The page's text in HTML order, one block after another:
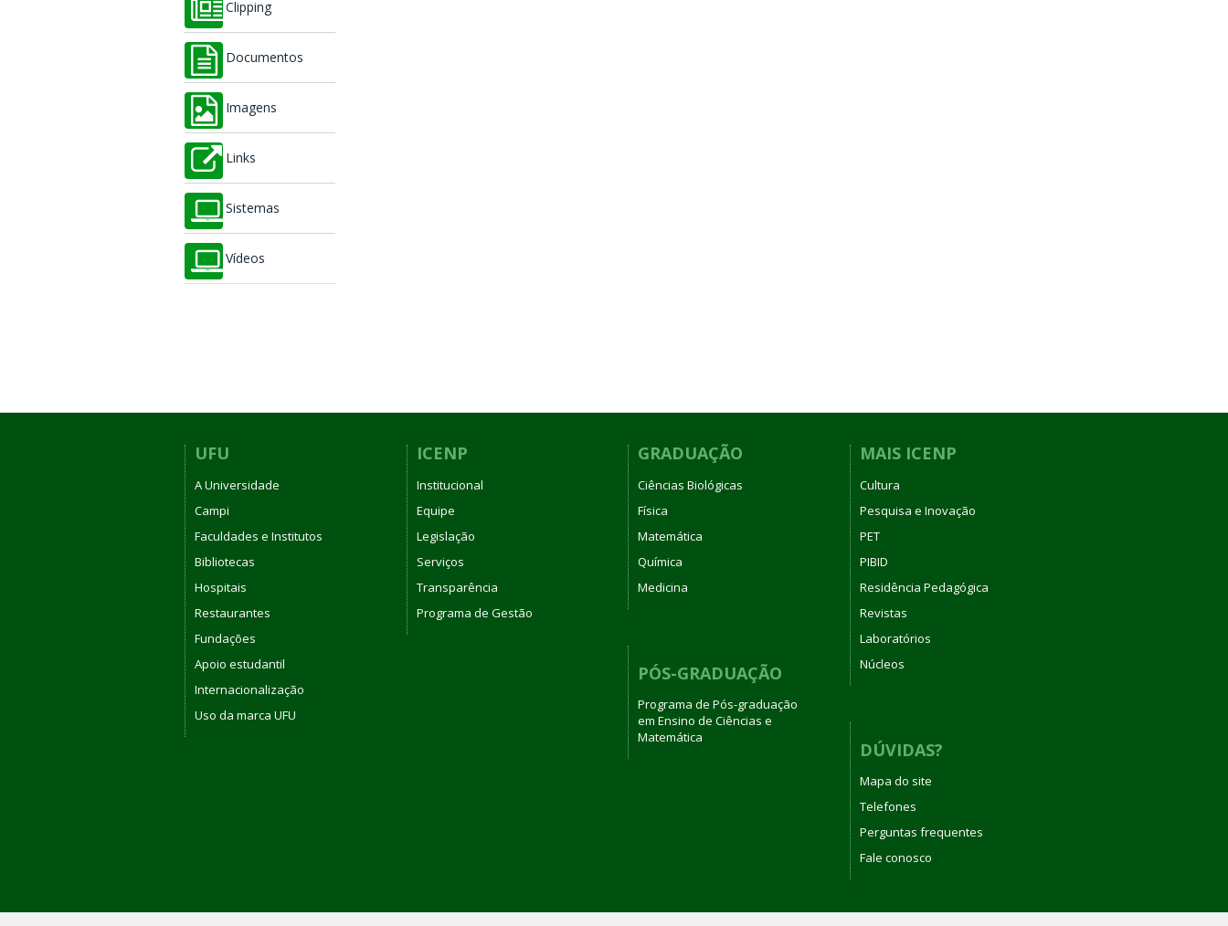
Clipping
Documentos
Imagens
Links
Sistemas
Vídeos
UFU
A Universidade
Campi
Faculdades e Institutos
Bibliotecas
Hospitais
Restaurantes
Fundações
Apoio estudantil
Internacionalização
Uso da marca UFU
ICENP
Institucional
Equipe
Legislação
Serviços
Transparência
Programa de Gestão
GRADUAÇÃO
Ciências Biológicas
Física
Matemática
Química
Medicina
PÓS-GRADUAÇÃO
Programa de Pós-graduação
em Ensino de Ciências e
Matemática
MAIS ICENP
Cultura
Pesquisa e Inovação
PET
PIBID
Residência Pedagógica
Revistas
Laboratórios
Núcleos
DÚVIDAS?
Mapa do site
Telefones
Perguntas frequentes
Fale conosco